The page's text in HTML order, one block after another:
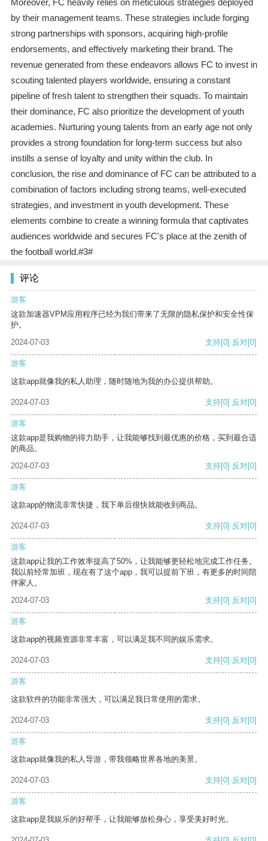
Moreover, FC heavily relies on meticulous strategies deployed
by their management teams. These strategies include forging
strong partnerships with sponsors, acquiring high-profile
endorsements, and effectively marketing their brand. The
revenue generated from these endeavors allows FC to invest in
scouting talented players worldwide, ensuring a constant
pipeline of fresh talent to strengthen their squads. To maintain
their dominance, FC also prioritize the development of youth
academies. Nurturing young talents from an early age not only
provides a strong foundation for long-term success but also
instills a sense of loyalty and unity within the club. In
conclusion, the rise and dominance of FC can be attributed to a
combination of factors including strong teams, well-executed
strategies, and investment in youth development. These
elements combine to create a winning formula that captivates
audiences worldwide and secures FC's place at the zenith of
the football world.#3#
评论
游客
这款加速器VPM应用程序已经为我们带来了无限的隐私保护和安全性保
护。
2024-07-03
支持[0] 反对[0]
游客
这款app就像我的私人助理，随时随地为我的办公提供帮助。
2024-07-03 支持[0] 反对[0]
游客
这款app是我购物的得力助手，让我能够找到最优惠的价格，买到最合适
的商品。
2024-07-03
支持[0] 反对[0]
游客
这款app的物流非常快捷，我下单后很快就能收到商品。
2024-07-03 支持[0] 反对[0]
游客
这款app让我的工作效率提高了50%，让我能够更轻松地完成工作任务。
我以前经常加班，现在有了这个app，我可以提前下班，有更多的时间陪
伴家人。
2024-07-03
支持[0] 反对[0]
游客
这款app的视频资源非常丰富，可以满足我不同的娱乐需求。
2024-07-03 支持[0] 反对[0]
游客
这款软件的功能非常强大，可以满足我日常使用的需求。
2024-07-03 支持[0] 反对[0]
游客
这款app就像我的私人导游，带我领略世界各地的美景。
2024-07-03 支持[0] 反对[0]
游客
这款app是我娱乐的好帮手，让我能够放松身心，享受美好时光。